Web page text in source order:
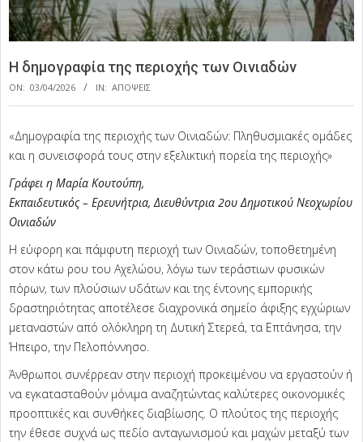
Η δημογραφία της περιοχής των Οινιαδών
ON: 03/04/2026 IN: ΑΠΟΨΕΙΣ
«Δημογραφία της περιοχής των Οινιαδών: Πληθυσμιακές ομάδες
και η συνεισφορά τους στην εξελικτική πορεία της περιοχής»
Γράφει η Μαρία Κουτούπη,
Εκπαιδευτικός – Ερευνήτρια, Διευθύντρια 2ου Δημοτικού Νεοχωρίου
Οινιαδών
Η εύφορη και πάμφυτη περιοχή των Οινιαδών, τοποθετημένη
στον κάτω ρου του Αχελώου, λόγω των τεράστιων φυσικών
πόρων, των πλούσιων υδάτων και της έντονης εμπορικής
δραστηριότητας αποτέλεσε διαχρονικά σημείο άφιξης εγχώριων
μεταναστών από ολόκληρη τη Δυτική Στερεά, τα Επτάνησα, την
Ήπειρο, την Πελοπόννησο.
Άνθρωποι συνέρρεαν στην περιοχή προκειμένου να εργαστούν ή
να εγκατασταθούν μόνιμα αναζητώντας καλύτερες οικονομικές
προοπτικές και συνθήκες διαβίωσης. Ο πλούτος της περιοχής
την έθεσε συχνά ως πεδίο ανταγωνισμού και μαχών μεταξύ των